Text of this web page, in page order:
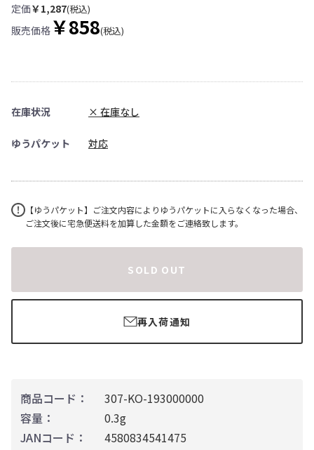
商品コード：
307-KO-193000000
容量：
0.3g
JANコード：
4580834541475
定価￥1,287(税込)
販売価格 ￥858(税込)
在庫状況 × 在庫なし
ゆうパケット 対応
【ゆうパケット】ご注文内容によりゆうパケットに入らなくなった場合、
ご注文後に宅急便送料を加算した金額をご連絡致します。
SOLD OUT
再入荷通知